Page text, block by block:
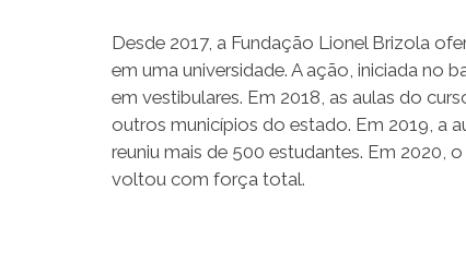
Desde 2017, a Fundação Lionel Brizola
em uma universidade. A ação, iniciada no
em vestibulares. Em 2018, as aulas do
outros municípios do estado. Em 2019, a
reuniu mais de 500 estudantes. Em 2020,
voltou com força total.